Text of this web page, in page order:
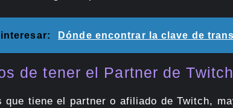
Dónde encontrar la clave de
de tener el Partner de Twitch
que tiene el partner o afiliado de Twitch,